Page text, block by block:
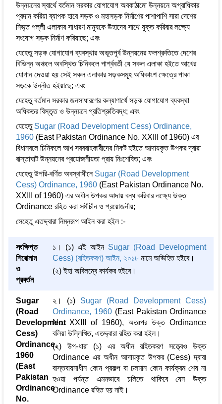
উন্নয়নের স্বার্থে বর্তমান সরকার যোগাযোগ অবকাঠামো উন্নয়নে অগ্রাধিকার
প্রদান করিয়া ব্যাপক হারে সড়ক ও মহাসড়ক নির্মাণের পাশাপাশি সারা দেশের
নিভৃত পল্লী এলাকার সাধারণ মানুষকে উহাদের সাথে যুক্ত করিবার লক্ষ্যে
সংযোগ সড়ক নির্মাণ করিয়াছে; এবং
যেহেতু সড়ক যোগাযোগ ব্যবস্থার অভূতপূর্ব উন্নয়নের ফলশ্রুতিতে দেশের
বিভিন্ন অঞ্চলে অবস্থিত চিনিকলে পার্শ্ববর্তী যে সকল এলাকা হইতে আখের
যোগান দেওয়া হয় সেই সকল এলাকার সড়কসমূহ অধিকাংশ ক্ষেত্রে পাকা
সড়কে উন্নীত হইয়াছে; এবং
যেহেতু বর্তমান সরকার জনসাধারণের কল্যাণার্থে সড়ক যোগাযোগ ব্যবস্থা
অধিকতর বিস্তৃত ও উন্নয়নে প্রতিশ্রুতিবদ্ধ; এবং
যেহেতু Sugar (Road Development Cess) Ordinance,
1960 (East Pakistan Ordinance No. XXIII of 1960) এর
বিধানবলে চিনিকলে আখ সরবরাহকারীদের নিকট হইতে আদায়কৃত উপকর দ্বারা
রাস্তাঘাট উন্নয়নের প্রয়োজনীয়তা প্রায় নিঃশেষিত; এবং
যেহেতু উপরি-বর্ণিত অবস্থাধীনে Sugar (Road Development
Cess) Ordinance, 1960 (East Pakistan Ordinance No.
XXIII of 1960) এর অধীন উপকর আদায় বন্ধ করিবার লক্ষ্যে উক্ত
Ordinance রহিত করা সমীচীন ও প্রয়োজনীয়;
সেহেতু এতদ্দ্বারা নিম্নরূপ আইন করা হইল :-
সংক্ষিপ্ত
শিরোনাম
ও
প্রবর্তন
১। (১) এই আইন Sugar (Road Development
Cess) (রহিতকরণ) আইন, ২০১৮নামে অভিহিত হইবে।
(২) ইহা অবিলম্বে কার্যকর হইবে।
Sugar
(Road
Development
Cess)
Ordinance,
1960
(East
Pakistan
Ordinance
No.
২। (১) Sugar (Road Development Cess)
Ordinance, 1960 (East Pakistan Ordinance
No. XXIII of 1960), অতঃপর উক্ত Ordinance
বলিয়া উল্লিখিত, এতদ্দ্বারা রহিত করা হইল।
(২) উপ-ধারা (১) এর অধীন রহিতকরণ সত্ত্বেও উক্ত
Ordinance এর অধীন আদায়কৃত উপকর (Cess) দ্বারা
বাস্তবায়নাধীন কোন প্রকল্প বা চলমান কোন কার্যক্রম শেষ না
হওয়া পর্যন্ত এমনভাবে চলিতে থাকিবে যেন উক্ত
Ordinance রহিত হয় নাই।